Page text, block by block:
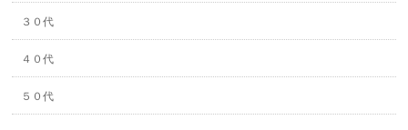
３０代
４０代
５０代